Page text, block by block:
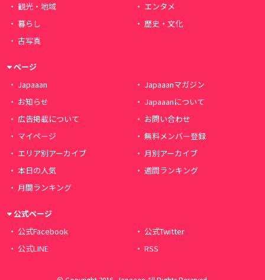
観光・地域
エンタメ
暮らし
歴史・文化
古写真
ページ
Japaaan
Japaaanマガジン
お知らせ
Japaaanについて
広告掲載について
お問い合わせ
マイページ
無料メンバー登録
エリア別アーカイブ
月別アーカイブ
本日の人気
週間ランキング
月間ランキング
公式ページ
公式Facebook
公式Twitter
公式LINE
RSS